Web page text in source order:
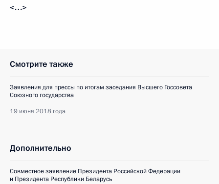
<…>
Смотрите также
Заявления для прессы по итогам заседания Высшего Госсовета
Союзного государства
19 июня 2018 года
Дополнительно
Совместное заявление Президента Российской Федерации
и Президента Республики Беларусь